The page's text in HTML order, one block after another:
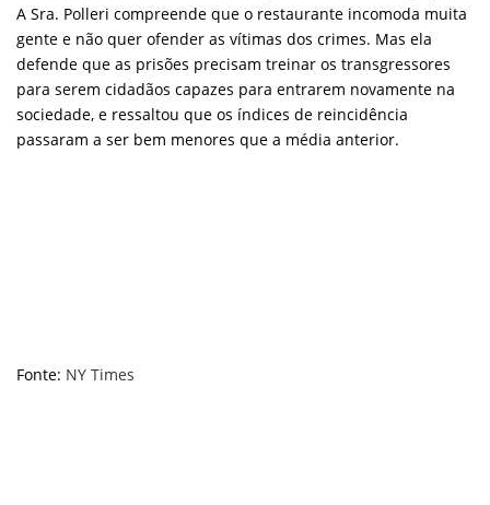
A Sra. Polleri compreende que o restaurante incomoda muita
gente e não quer ofender as vítimas dos crimes. Mas ela
defende que as prisões precisam treinar os transgressores
para serem cidadãos capazes para entrarem novamente na
sociedade, e ressaltou que os índices de reincidência
passaram a ser bem menores que a média anterior.
Fonte: NY Times